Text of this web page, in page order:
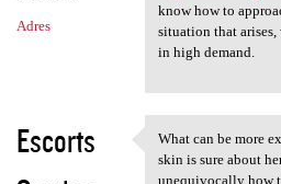
Adres
know how to
situation that
in high demand.
Escorts
What can be
What can be more
skin is sure about
unequivocally how